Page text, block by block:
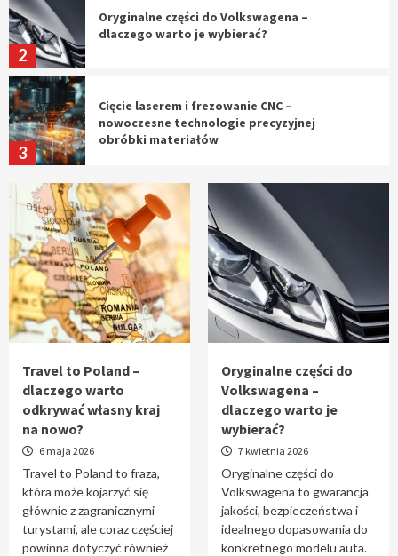
2
Oryginalne części do Volkswagena –
dlaczego warto je wybierać?
3
Cięcie laserem i frezowanie CNC –
nowoczesne technologie precyzyjnej
obróbki materiałów
4
Czy sztuczna inteligencja wyprze pracę
geodety w przyszłości?
5
Tworzenie aplikacji internetowych – jak
powstają nowoczesne rozwiązania cyfrowe
1
Travel to Poland – dlaczego warto odkrywać
własny kraj na nowo?
2
Oryginalne części do Volkswagena –
dlaczego warto je wybierać?
Travel to Poland –
dlaczego warto
odkrywać własny kraj
na nowo?
6 maja 2026
Travel to Poland to fraza,
która może kojarzyć się
głównie z zagranicznymi
turystami, ale coraz częściej
powinna dotyczyć również
Oryginalne części do
Volkswagena –
dlaczego warto je
wybierać?
7 kwietnia 2026
Oryginalne części do
Volkswagena to gwarancja
jakości, bezpieczeństwa i
idealnego dopasowania do
konkretnego modelu auta.